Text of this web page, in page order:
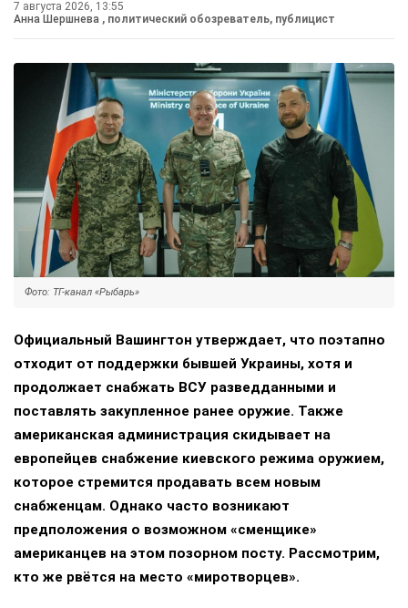
7 августа 2026, 13:55
Анна Шершнева , политический обозреватель, публицист
Фото: ТГ-канал «Рыбарь»
Официальный Вашингтон утверждает, что поэтапно
отходит от поддержки бывшей Украины, хотя и
продолжает снабжать ВСУ разведданными и
поставлять закупленное ранее оружие. Также
американская администрация скидывает на
европейцев снабжение киевского режима оружием,
которое стремится продавать всем новым
снабженцам. Однако часто возникают
предположения о возможном «сменщике»
американцев на этом позорном посту. Рассмотрим,
кто же рвётся на место «миротворцев».